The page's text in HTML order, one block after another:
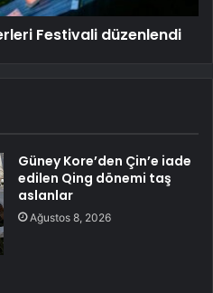
Festivali düzenlendi
Güney Kore’den Çin’e iade
edilen Qing dönemi taş
aslanlar
Ağustos 8, 2026